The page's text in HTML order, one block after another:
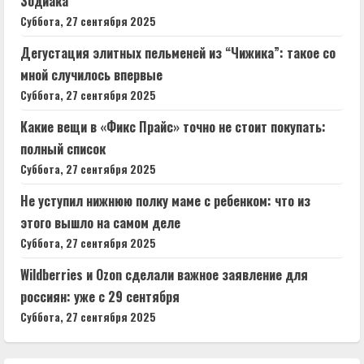
Суббота, 27 сентября 2025
Дегустация элитных пельменей из “Чижика”: такое со
мной случилось впервые
Суббота, 27 сентября 2025
Какие вещи в «Фикс Прайс» точно не стоит покупать:
полный список
Суббота, 27 сентября 2025
Не уступил нижнюю полку маме с ребенком: что из
этого вышло⁠⁠ на самом деле
Суббота, 27 сентября 2025
Wildberries и Ozon сделали важное заявление для
россиян: уже с 29 сентября
Суббота, 27 сентября 2025